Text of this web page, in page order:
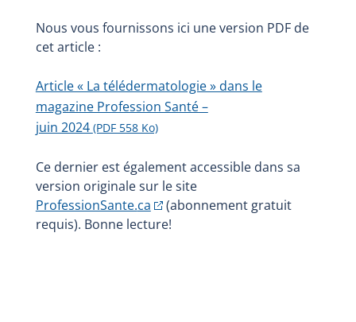
Nous vous fournissons ici une version PDF de
cet article :
Article « La télédermatologie » dans le
magazine Profession Santé –
juin 2024 (PDF 558 Ko)
Ce dernier est également accessible dans sa
version originale sur le site
ProfessionSante.ca
(abonnement gratuit
requis). Bonne lecture!